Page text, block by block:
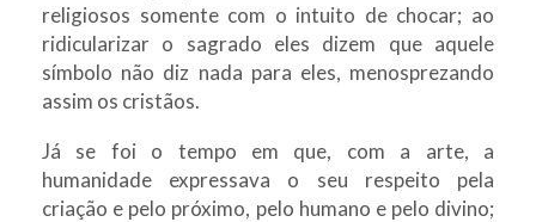
religiosos somente com o intuito de chocar; ao
ridicularizar o sagrado eles dizem que aquele
símbolo não diz nada para eles, menosprezando
assim os cristãos.
Já se foi o tempo em que, com a arte, a
humanidade expressava o seu respeito pela
criação e pelo próximo, pelo humano e pelo divino;